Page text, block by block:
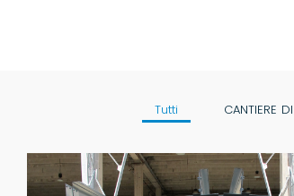
Tutti CANTIERE